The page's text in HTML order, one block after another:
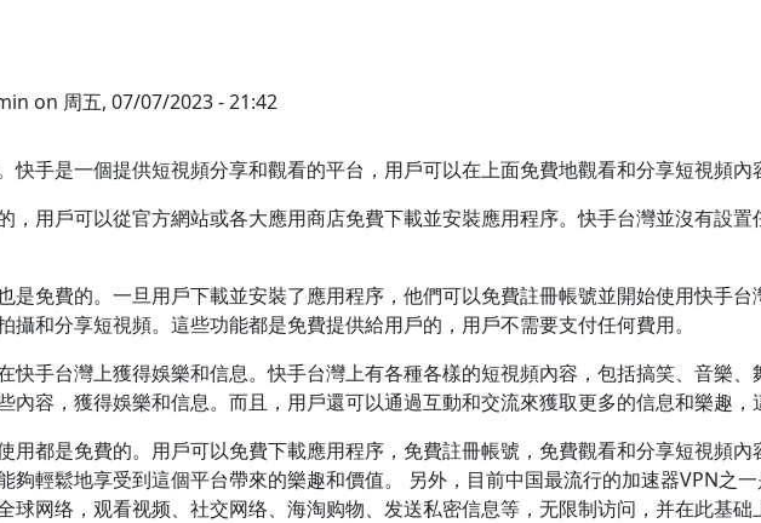
on 周五, 07/07/2023 - 21:42
快手是一個提供短視頻分享和觀看的平台，用戶可以在上面免費地觀看和分享短視頻內
，用戶可以從官方網站或各大應用商店免費下載並安裝應用程序。快手台灣並沒有設
是免費的。一旦用戶下載並安裝了應用程序，他們可以免費註冊帳號並開始使用快手
攝和分享短視頻。這些功能都是免費提供給用戶的，用戶不需要支付任何費用。
快手台灣上獲得娛樂和信息。快手台灣上有各種各樣的短視頻內容，包括搞笑、音樂
內容，獲得娛樂和信息。而且，用戶還可以通過互動和交流來獲取更多的信息和樂趣，
用都是免費的。用戶可以免費下載應用程序，免費註冊帳號，免費觀看和分享短視頻
夠輕鬆地享受到這個平台帶來的樂趣和價值。 另外，目前中国最流行的加速器VPN之
球网络，观看视频、社交网络、海淘购物、发送私密信息等，无限制访问，并在此基础